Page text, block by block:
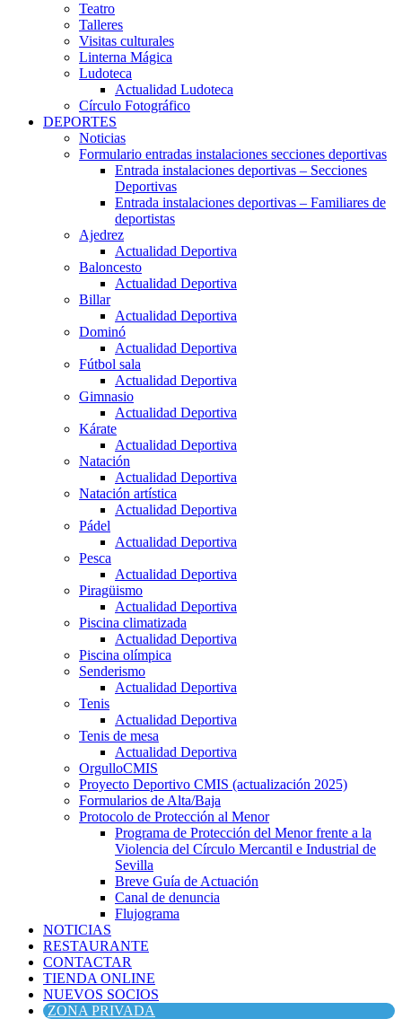
Teatro
Talleres
Visitas culturales
Linterna Mágica
Ludoteca
Actualidad Ludoteca
Círculo Fotográfico
DEPORTES
Noticias
Formulario entradas instalaciones secciones deportivas
Entrada instalaciones deportivas – Secciones
Deportivas
Entrada instalaciones deportivas – Familiares de
deportistas
Ajedrez
Actualidad Deportiva
Baloncesto
Actualidad Deportiva
Billar
Actualidad Deportiva
Dominó
Actualidad Deportiva
Fútbol sala
Actualidad Deportiva
Gimnasio
Actualidad Deportiva
Kárate
Actualidad Deportiva
Natación
Actualidad Deportiva
Natación artística
Actualidad Deportiva
Pádel
Actualidad Deportiva
Pesca
Actualidad Deportiva
Piragüismo
Actualidad Deportiva
Piscina climatizada
Actualidad Deportiva
Piscina olímpica
Senderismo
Actualidad Deportiva
Tenis
Actualidad Deportiva
Tenis de mesa
Actualidad Deportiva
OrgulloCMIS
Proyecto Deportivo CMIS (actualización 2025)
Formularios de Alta/Baja
Protocolo de Protección al Menor
Programa de Protección del Menor frente a la
Violencia del Círculo Mercantil e Industrial de
Sevilla
Breve Guía de Actuación
Canal de denuncia
Flujograma
NOTICIAS
RESTAURANTE
CONTACTAR
TIENDA ONLINE
NUEVOS SOCIOS
ZONA PRIVADA